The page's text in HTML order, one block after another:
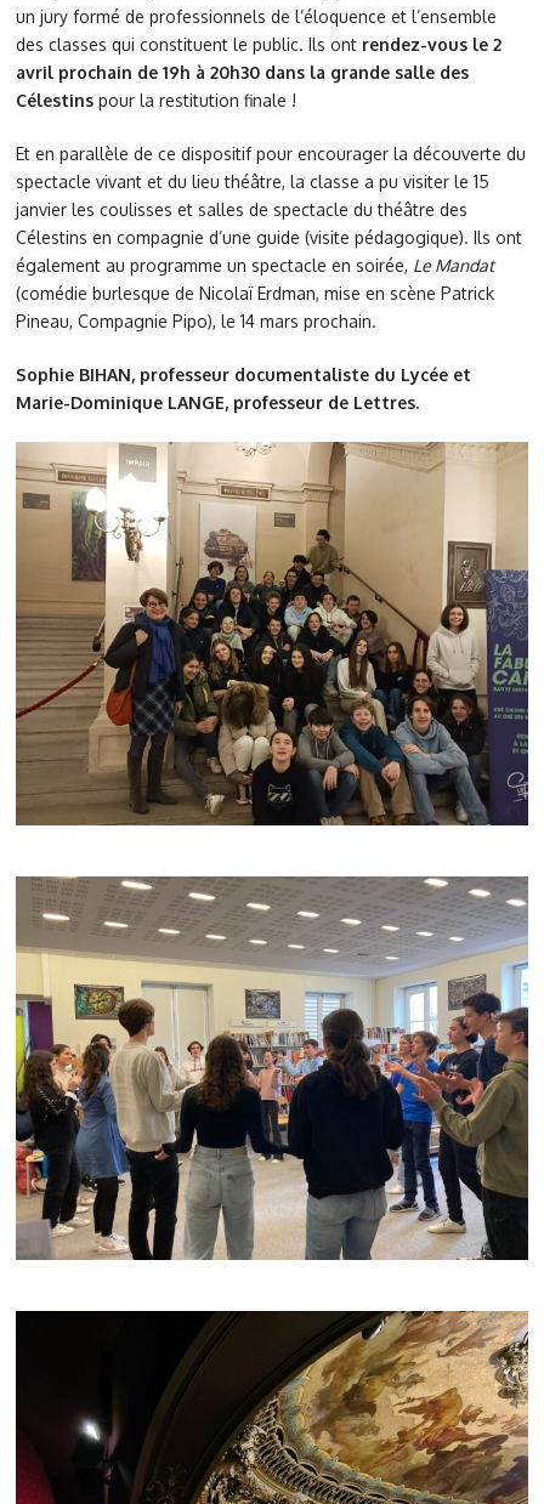
un jury formé de professionnels de l’éloquence et l’ensemble
des classes qui constituent le public. Ils ont rendez-vous le 2
avril prochain de 19h à 20h30 dans la grande salle des
Célestinspour la restitution finale !
Et en parallèle de ce dispositif pour encourager la découverte du
spectacle vivant et du lieu théâtre, la classe a pu visiter le 15
janvier les coulisses et salles de spectacle du théâtre des
Célestins en compagnie d’une guide (visite pédagogique). Ils ont
également au programme un spectacle en soirée, Le Mandat
(comédie burlesque de Nicolaï Erdman, mise en scène Patrick
Pineau, Compagnie Pipo), le 14 mars prochain.
Sophie BIHAN, professeur documentaliste du Lycée et
Marie-Dominique LANGE, professeur de Lettres.